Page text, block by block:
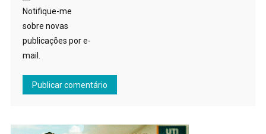
Notifique-me
sobre novas
publicações por e-
mail.